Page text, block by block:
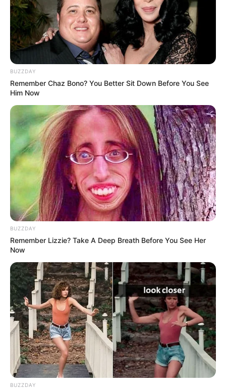
ΔΗΜΟΦΙΛΗ ΑΡΘΡΑ
ΛΙΓΑ ΛΟΓΙΑ ΓΙΑ ΜΕΝΑ
Πέμπτη, 22 Οκτωβρίου 2020, 20:06
ΓΕΙΑ ΣΑΣ….ΚΑΛΩΣ ΗΛΘΑΤΕ ΣΤΗΝ ΙΣΤΟΣΕΛΙΔΑ...
BUZZDAY
Remember Chaz Bono? You Better Sit Down Before You See
Him Now
BUZZDAY
Remember Lizzie? Take A Deep Breath Before You See Her
Now
BUZZDAY